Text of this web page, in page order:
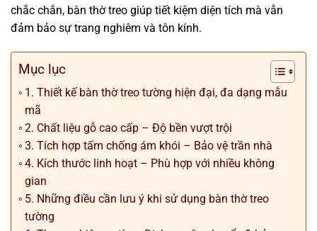
chắc chắn, bàn thờ treo giúp tiết kiệm diện tích mà vẫn
đảm bảo sự trang nghiêm và tôn kính.
Mục lục
1. Thiết kế bàn thờ treo tường hiện đại, đa dạng mẫu
mã
2. Chất liệu gỗ cao cấp – Độ bền vượt trội
3. Tích hợp tấm chống ám khói – Bảo vệ trần nhà
4. Kích thước linh hoạt – Phù hợp với nhiều không
gian
5. Những điều cần lưu ý khi sử dụng bàn thờ treo
tường